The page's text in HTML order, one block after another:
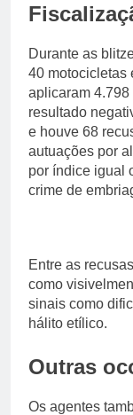
Durante as
40 motocicletas
aplicaram
resultado
e houve 68
autuações por
por índice igual
crime de
Entre as
como
sinais como
hálito etílico.
Outras
Os agentes